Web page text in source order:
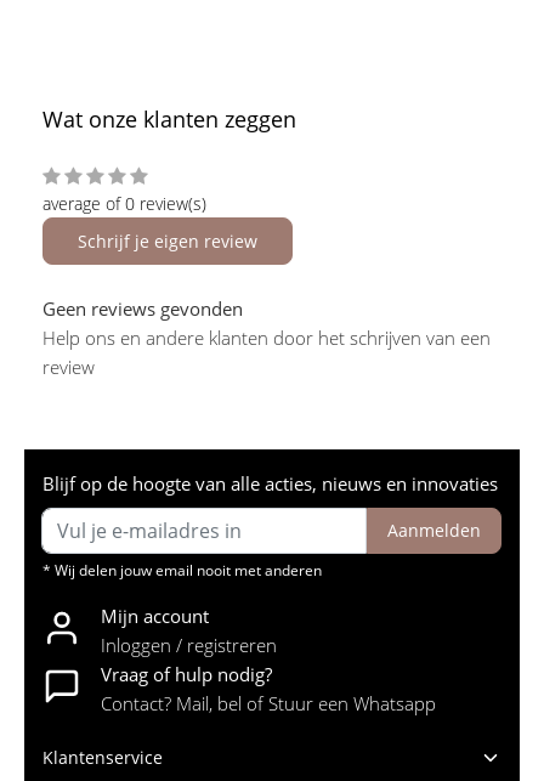
Wat onze klanten zeggen
average of 0 review(s)
Schrijf je eigen review
Geen reviews gevonden
Help ons en andere klanten door het schrijven van een
review
Blijf op de hoogte van alle acties, nieuws en innovaties
Aanmelden
* Wij delen jouw email nooit met anderen
Mijn account
Inloggen / registreren
Vraag of hulp nodig?
Contact? Mail, bel of Stuur een Whatsapp
Klantenservice